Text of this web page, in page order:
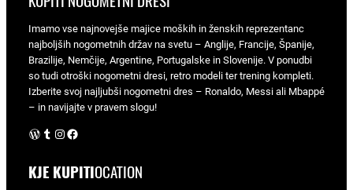
Imamo vse najnovejše majice moških in ženskih reprezentanc
najboljših nogometnih držav na svetu – Anglije, Francije, Španije,
Brazilije, Nemčije, Argentine, Portugalske in Slovenije. V ponudbi
so tudi otroški nogometni dresi, retro modeli ter trening kompleti.
Izberite svoj najljubši nogometni dres – Ronaldo, Messi ali Mbappé
– in navijajte v pravem slogu!
WordPress Instagram Facebook
KJE KUPITIOCATION